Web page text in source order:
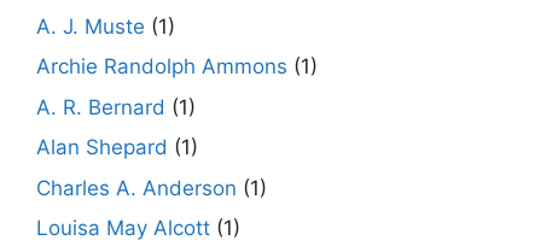
A. J. Muste (1)
Archie Randolph Ammons (1)
A. R. Bernard (1)
Alan Shepard (1)
Charles A. Anderson (1)
Louisa May Alcott (1)